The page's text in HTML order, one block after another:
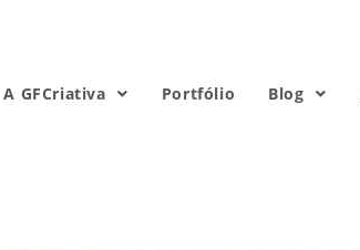
A GFCriativa Portfólio Blog